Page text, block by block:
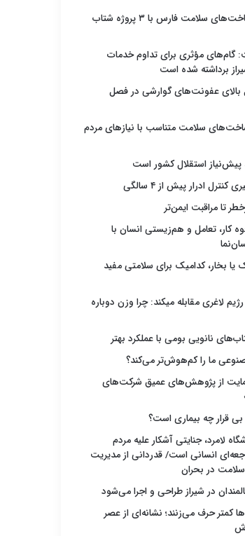
توسعه زیرساخت‌های سلامت فارس با ۳ پروژه شتاب
گام‌های مؤثری برای تداوم خدمات
برداشته شده است
بالای عفونت‌های گوارشی در فصل
سلامت متناسب با نیازهای مردم
پیش‌نیاز استقلال کشور است
ادرار پیش از ۴ سالگی
تا مراقبت ایمن‌تر
کار، تعامل و هم‌زیستی انسان با
بخار، کدامیک برای سلامتی مفید
لاغری مقابله میکند: چرا وزن دوباره
نانویی بومی با عملکرد بهتر
ما را کم‌هوش‌تر می‌کند؟
از پژوهش‌های عمیق شرکت‌های
قرار چه بیماری است؟
لامرد، جنایتی آشکار علیه مردم
انسانی است/ قدردانی از مدیریت
در بحران
در شیراز طراحی و اجرا می‌شود
کمتر حرف می‌زنند؛ نشانه‌ای از عصر